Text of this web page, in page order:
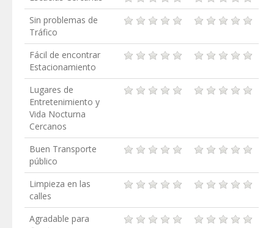
Sin problemas de
Tráfico
Fácil de encontrar
Estacionamiento
Lugares de
Entretenimiento y
Vida Nocturna
Cercanos
Buen Transporte
público
Limpieza en las
calles
Agradable para